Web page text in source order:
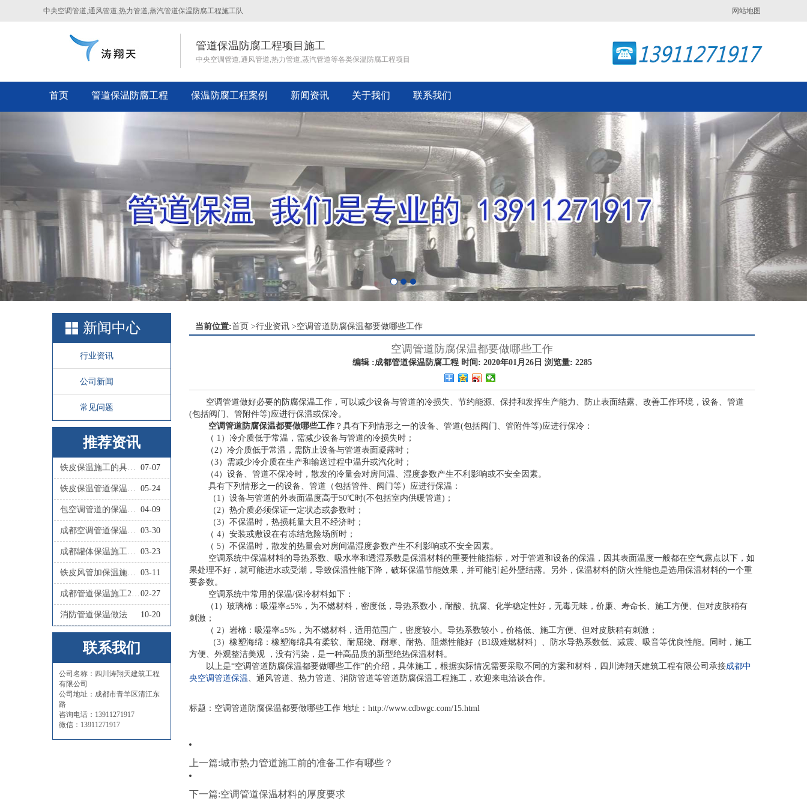
中央空调管道,通风管道,热力管道,蒸汽管道保温防腐工程施工队 网站地图
管道保温防腐工程项目施工
中央空调管道,通风管道,热力管道,蒸汽管道等各类保温防腐工程项目
首页 管道保温防腐工程 保温防腐工程案例 新闻资讯 关于我们 联系我们
Next
新闻中心
行业资讯
公司新闻
常见问题
推荐资讯
铁皮保温施工的具体步骤有哪些？ 07-07
铁皮保温管道保温施工的具体流程是怎样的？ 05-24
包空调管道的保温材料叫什么 04-09
成都空调管道保温施工队联系人 03-30
成都罐体保温施工队联系人 03-23
铁皮风管加保温施工怎么做 03-11
成都管道保温施工2026四川涛翔天管道保温施工02-27
消防管道保温做法 10-20
联系我们
公司名称：四川涛翔天建筑工程
有限公司
公司地址：成都市青羊区清江东
路
咨询电话：13911271917
微信：13911271917
当前位置:首页 >行业资讯 >空调管道防腐保温都要做哪些工作
空调管道防腐保温都要做哪些工作
编辑 :成都管道保温防腐工程 时间: 2020年01月26日 浏览量: 2285
空调管道做好必要的防腐保温工作，可以减少设备与管道的冷损失、节约能源、保持和发挥生产能力、防止表面结露、改善工作环境，设备、管道
(包括阀门、管附件等)应进行保温或保冷。
空调管道防腐保温都要做哪些工作 ？具有下列情形之一的设备、管道(包括阀门、管附件等)应进行保冷：
（ 1）冷介质低于常温，需减少设备与管道的冷损失时；
（2）冷介质低于常温，需防止设备与管道表面凝露时；
（3）需减少冷介质在生产和输送过程中温升或汽化时；
（4）设备、管道不保冷时，散发的冷量会对房间温、湿度参数产生不利影响或不安全因素。
具有下列情形之一的设备、管道（包括管件、阀门等）应进行保温：
（1）设备与管道的外表面温度高于50℃时(不包括室内供暖管道)；
（2）热介质必须保证一定状态或参数时；
（3）不保温时，热损耗量大且不经济时；
（ 4）安装或敷设在有冻结危险场所时；
（ 5）不保温时，散发的热量会对房间温湿度参数产生不利影响或不安全因素。
空调系统中保温材料的导热系数、吸水率和透湿系数是保温材料的重要性能指标，对于管道和设备的保温，因其表面温度一般都在空气露点以下，如
果处理不好，就可能进水或受潮，导致保温性能下降，破坏保温节能效果，并可能引起外壁结露。另外，保温材料的防火性能也是选用保温材料的一个重
要参数。
空调系统中常用的保温/保冷材料如下：
（1）玻璃棉：吸湿率≤5%，为不燃材料，密度低，导热系数小，耐酸、抗腐、化学稳定性好，无毒无味，价廉、寿命长、施工方便、但对皮肤稍有
刺激；
（ 2）岩棉：吸湿率≤5%，为不燃材料，适用范围广，密度较小。导热系数较小，价格低、施工方便、但对皮肤稍有刺激；
（3）橡塑海绵：橡塑海绵具有柔软、耐屈绕、耐寒、耐热、阻燃性能好（B1级难燃材料）、防水导热系数低、减震、吸音等优良性能。同时，施工
方便、外观整洁美观 ，没有污染，是一种高品质的新型绝热保温材料。
以上是“空调管道防腐保温都要做哪些工作”的介绍，具体施工，根据实际情况需要采取不同的方案和材料，四川涛翔天建筑工程有限公司承接成都中
央空调管道保温、通风管道、热力管道、消防管道等管道防腐保温工程施工，欢迎来电洽谈合作。
标题：空调管道防腐保温都要做哪些工作 地址：http://www.cdbwgc.com/15.html
上一篇:城市热力管道施工前的准备工作有哪些？
下一篇:空调管道保温材料的厚度要求